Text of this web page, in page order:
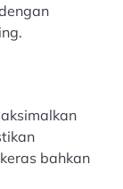
bahkan